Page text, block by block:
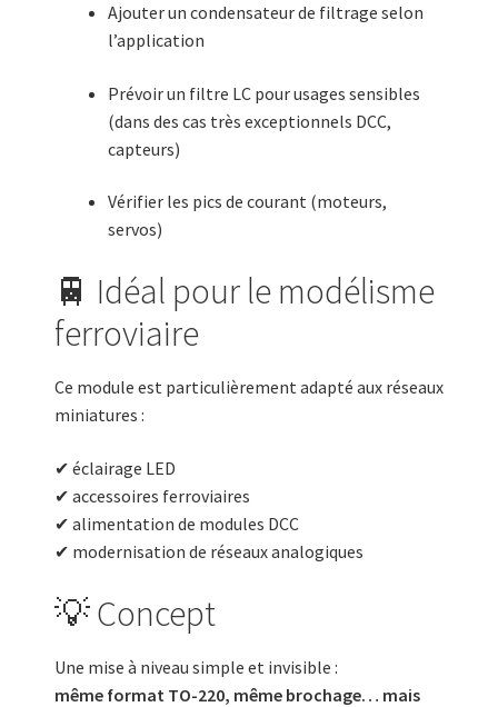
Ajouter un condensateur de filtrage selon
l’application
Prévoir un filtre LC pour usages sensibles
(dans des cas très exceptionnels DCC,
capteurs)
Vérifier les pics de courant (moteurs,
servos)
🚆 Idéal pour le modélisme
ferroviaire
Ce module est particulièrement adapté aux réseaux
miniatures :
✔ éclairage LED
✔ accessoires ferroviaires
✔ alimentation de modules DCC
✔ modernisation de réseaux analogiques
💡 Concept
Une mise à niveau simple et invisible :
même format TO-220, même brochage… mais